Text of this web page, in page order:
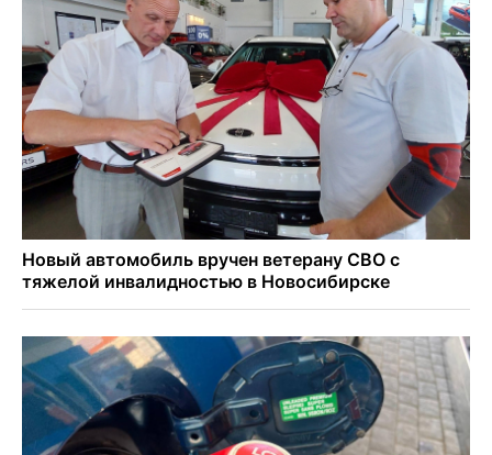
Под Новосибирском двое пострадали в ДТП с
перевернувшейся «ГАЗелью»